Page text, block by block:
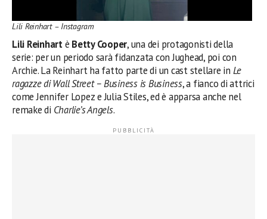
Lili Reinhart – Instagram
Lili Reinhartè Betty Cooper, una dei protagonisti della
serie: per un periodo sarà fidanzata con Jughead, poi con
Archie. La Reinhart ha fatto parte di un cast stellare in Le
ragazze di Wall Street – Business is Business, a fianco di attrici
come Jennifer Lopez e Julia Stiles, ed è apparsa anche nel
remake di Charlie’s Angels.